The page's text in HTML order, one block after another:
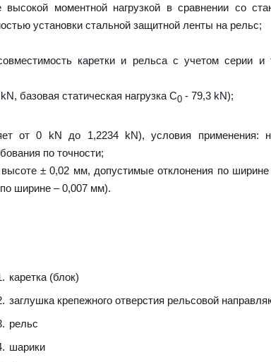
моментной нагрузкой в сравнении со
установки стальной защитной ленты на рельс;
каретки и рельса с учетом серии и
базовая статическая нагрузка С0 - 79,3 kN);
от 0 kN до 1,2234 kN), условия применения:
по точности;
± 0,02 мм, допустимые отклонения по
ширине – 0,007 мм).
каретка (блок)
заглушка крепежного отверстия рельсовой
рельс
шарики